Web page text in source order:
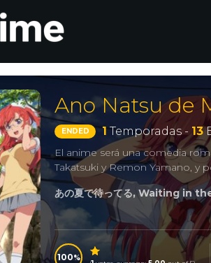
Ano Natsu de
ENDED 1 Temporadas - 13
El anime será una comedia
Takatsuki y Remon Yamano, y
あの夏で待ってる, Waiting in
100